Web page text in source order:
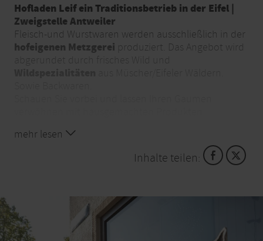
Hofladen Leif ein Traditionsbetrieb in der Eifel |
Zweigstelle Antweiler
Fleisch-und Wurstwaren werden ausschließlich in der
hofeigenen Metzgerei produziert. Das Angebot wird
Direkt zu Ihnen nach Hause!
Fleisch- und Wurstwaren telefonisch oder per E-Mail.
Backwaren geöffnet.
mehr lesen
Inhalte teilen: